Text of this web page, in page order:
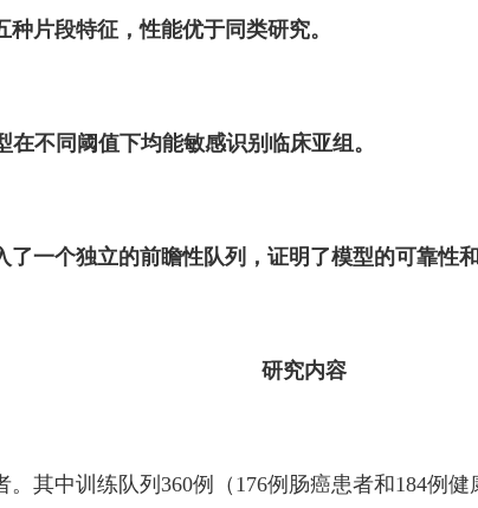
片段特征，性能优于同类研究。
不同阈值下均能敏感识别临床亚组。
一个独立的前瞻性队列，证明了模型的可靠性和
研究内容
其中训练队列360例（176例肠癌患者和184例